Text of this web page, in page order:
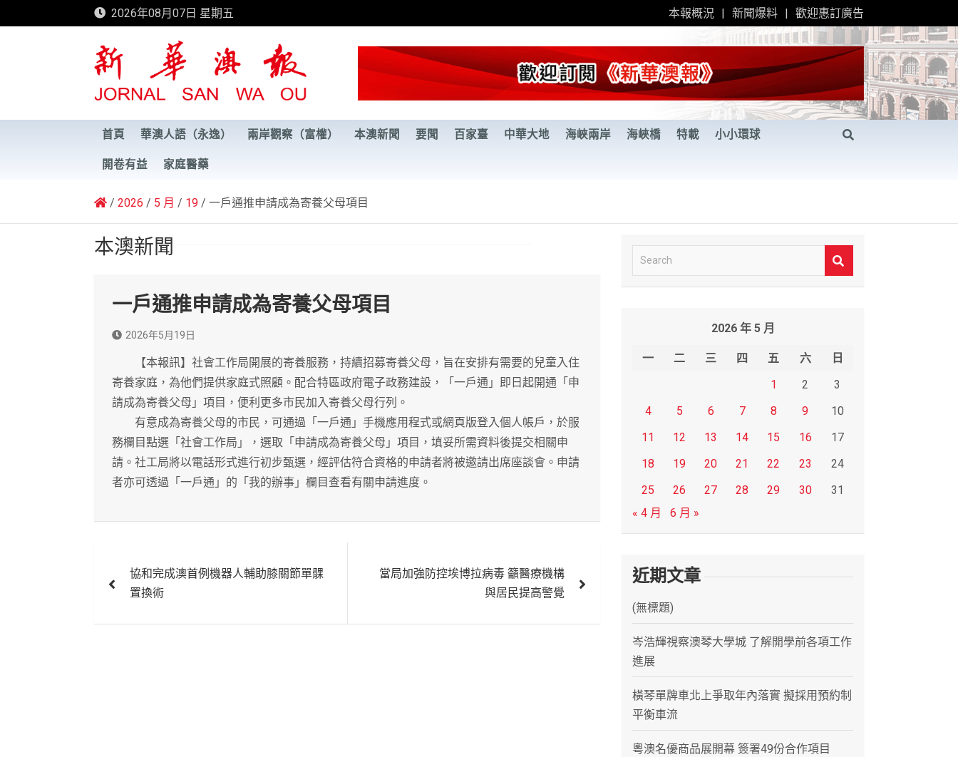
to
2026年08月07日 星期五 本報概況 新聞爆料 歡迎惠訂廣告
新華澳報
首頁 華澳人語（永逸） 兩岸觀察（富權） 本澳新聞 要聞 百家臺 中華大地 海峽兩岸 海峽橋 特載 小小環球
開卷有益 家庭醫藥
2026 5 月 19 一戶通推申請成為寄養父母項目
本澳新聞
一戶通推申請成為寄養父母項目
2026年5月19日
【本報訊】社會工作局開展的寄養服務，持續招募寄養父母，旨在安排有需要的兒童入住
寄養家庭，為他們提供家庭式照顧。配合特區政府電子政務建設，「一戶通」即日起開通「申
請成為寄養父母」項目，便利更多市民加入寄養父母行列。
有意成為寄養父母的市民，可通過「一戶通」手機應用程式或網頁版登入個人帳戶，於服
務欄目點選「社會工作局」，選取「申請成為寄養父母」項目，填妥所需資料後提交相關申
請。社工局將以電話形式進行初步甄選，經評估符合資格的申請者將被邀請出席座談會。申請
者亦可透過「一戶通」的「我的辦事」欄目查看有關申請進度。
章
協和完成澳首例機器人輔助膝關節單髁
置換術
當局加強防控埃博拉病毒 籲醫療機構
與居民提高警覺
e
2026 年 5 月
一 二 三 四 五 六
日
1
2
3
4
5 6 7 8 9
10
11
12 13 14 15 16
17
18
19 20 21 22 23
24
25
26 27 28 29 30
31
« 4 月
6 月 »
近期文章
(無標題)
岑浩輝視察澳琴大學城 了解開學前各項工作
進展
橫琴單牌車北上爭取年內落實 擬採用預約制
平衡車流
粵澳名優商品展開幕 簽署49份合作項目